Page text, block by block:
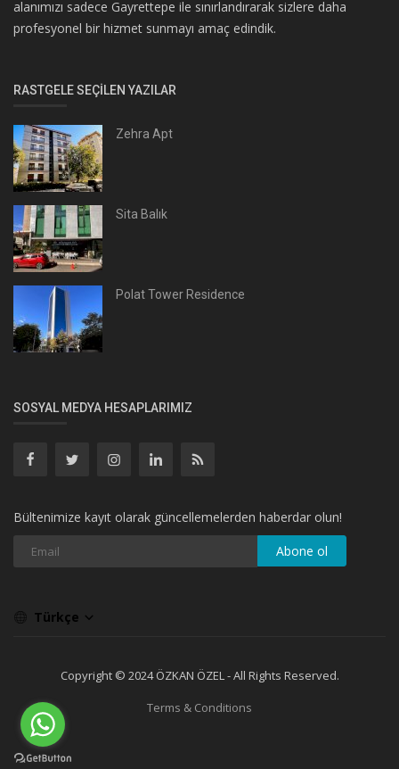
alanımızı sadece Gayrettepe ile sınırlandırarak sizlere daha
profesyonel bir hizmet sunmayı amaç edindik.
RASTGELE SEÇILEN YAZILAR
Zehra Apt
Sita Balık
Polat Tower Residence
SOSYAL MEDYA HESAPLARIMIZ
Bültenimize kayıt olarak güncellemelerden haberdar olun!
Abone ol
Türkçe
Copyright © 2024 ÖZKAN ÖZEL - All Rights Reserved.
Terms & Conditions